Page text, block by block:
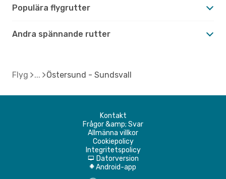
Populära flygrutter
Andra spännande rutter
Flyg Östersund - Sundsvall
Kontakt
Frågor &amp; Svar
Allmänna villkor
Cookiepolicy
Integritetspolicy
d Datorversion
A Android-app